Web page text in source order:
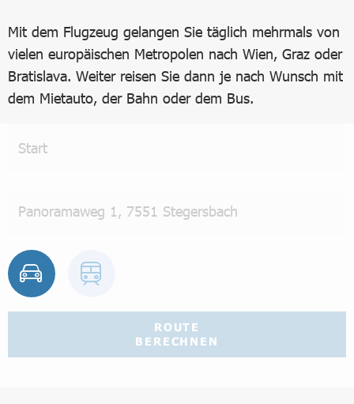
Mit dem Flugzeug gelangen Sie täglich mehrmals von
vielen europäischen Metropolen nach Wien, Graz oder
Bratislava. Weiter reisen Sie dann je nach Wunsch mit
dem Mietauto, der Bahn oder dem Bus.
ROUTE
BERECHNEN